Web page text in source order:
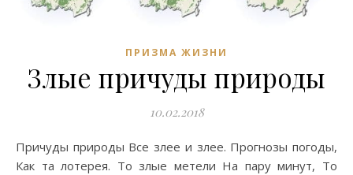
ПРИЗМА ЖИЗНИ
Злые причуды природы
10.02.2018
Причуды природы Все злее и злее. Прогнозы погоды,
Как та лотерея. То злые метели На пару минут, То